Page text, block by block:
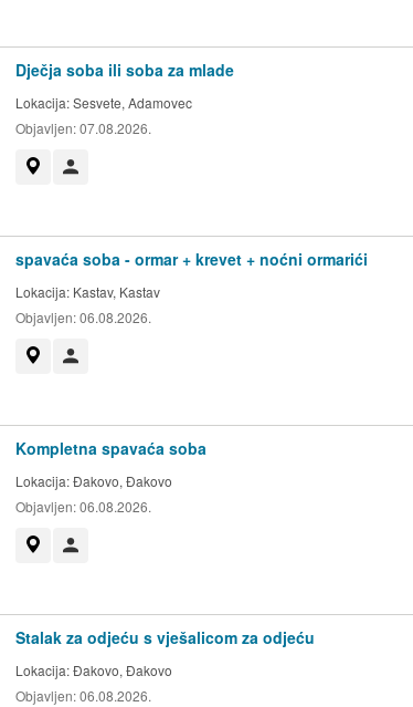
Dječja soba ili soba za mlade
Lokacija:Sesvete, Adamovec
Objavljen:07.08.2026.
spavaća soba - ormar + krevet + noćni ormarići
Lokacija: Kastav, Kastav
Objavljen:06.08.2026.
Kompletna spavaća soba
Lokacija:Đakovo, Đakovo
Objavljen:06.08.2026.
Stalak za odjeću s vješalicom za odjeću
Lokacija:Đakovo, Đakovo
Objavljen:06.08.2026.